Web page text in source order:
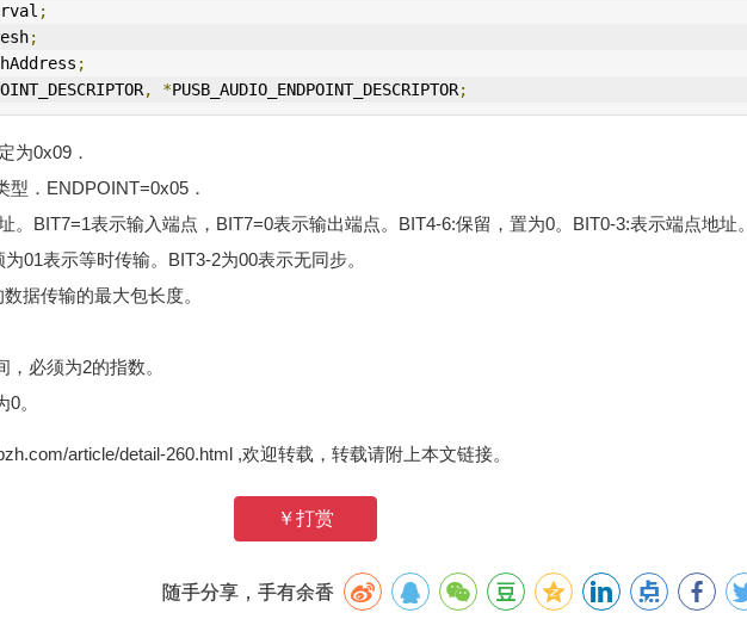
;
;
;
, *PUSB_AUDIO_ENDPOINT_DESCRIPTOR;
为0x09．
型．ENDPOINT=0x05．
。BIT7=1表示输入端点，BIT7=0表示输出端点。BIT4-6:保留，置为0。BIT0-3:表示端点地址。
01表示等时传输。BIT3-2为00表示无同步。
据传输的最大包长度。
必须为2的指数。
。
article/detail-260.html ,欢迎转载，转载请附上本文链接。
￥打赏
随手分享，手有余香